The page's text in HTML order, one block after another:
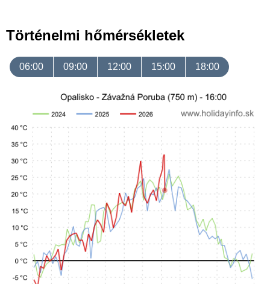
Történelmi hőmérsékletek
06:00 09:00 12:00 15:00 18:00